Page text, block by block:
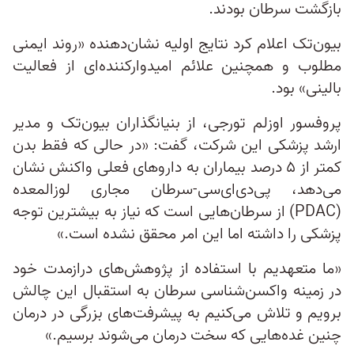
بازگشت سرطان بودند.
بیون‌تک اعلام کرد نتایج اولیه نشان‌دهنده «روند ایمنی
مطلوب و همچنین علائم امیدوارکننده‌ای از فعالیت
بالینی» بود.
پروفسور اوزلم تورجی، از بنیانگذاران بیون‌تک و مدیر
ارشد پزشکی این شرکت، گفت: «در حالی که فقط بدن
کمتر از ۵ درصد بیماران به داروهای فعلی واکنش نشان
می‌دهد، پی‌دی‌ای‌سی-سرطان مجاری لوزالمعده
(PDAC) از سرطان‌هایی است که نیاز به بیشترین توجه
پزشکی را داشته اما این امر محقق نشده است.»
«ما متعهدیم با استفاده از پژوهش‌های درازمدت خود
در زمینه واکسن‌شناسی سرطان به استقبال این چالش
برویم و تلاش می‌کنیم به پیشرفت‌های بزرگی در درمان
چنین غده‌هایی که سخت درمان می‌شوند برسیم.»